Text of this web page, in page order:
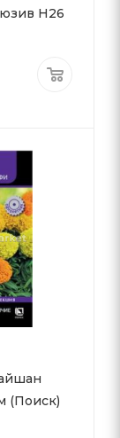
Н26
(Поиск)